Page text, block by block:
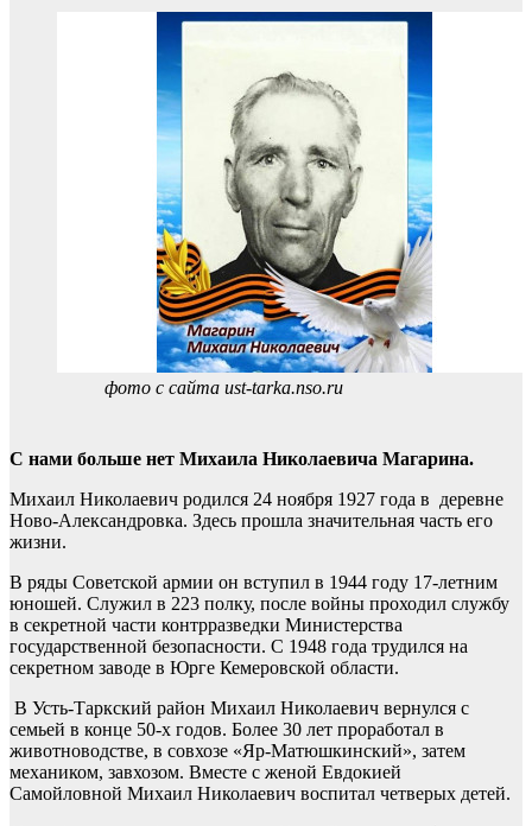
фото с сайта ust-tarka.nso.ru
С нами больше нет Михаила Николаевича Магарина.
Михаил Николаевич родился 24 ноября 1927 года в деревне
Ново-Александровка. Здесь прошла значительная часть его
жизни.
В ряды Советской армии он вступил в 1944 году 17-летним
юношей. Служил в 223 полку, после войны проходил службу
в секретной части контрразведки Министерства
государственной безопасности. С 1948 года трудился на
секретном заводе в Юрге Кемеровской области.
В Усть-Таркский район Михаил Николаевич вернулся с
семьей в конце 50-х годов. Более 30 лет проработал в
животноводстве, в совхозе «Яр-Матюшкинский», затем
механиком, завхозом. Вместе с женой Евдокией
Самойловной Михаил Николаевич воспитал четверых детей.